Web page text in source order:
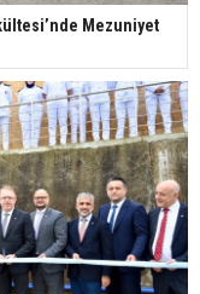
Mezuniyet